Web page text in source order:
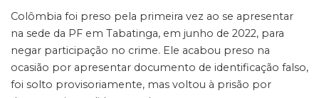
Colômbia foi preso pela primeira vez ao se apresentar
na sede da PF em Tabatinga, em junho de 2022, para
negar participação no crime. Ele acabou preso na
ocasião por apresentar documento de identificação falso,
foi solto provisoriamente, mas voltou à prisão por